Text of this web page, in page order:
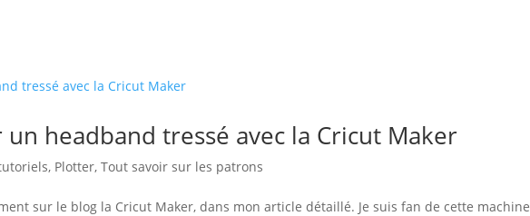
un headband tressé avec la Cricut Maker
, Plotter, Tout savoir sur les patrons
sur le blog la Cricut Maker, dans mon article détaillé. Je suis fan de cette machine